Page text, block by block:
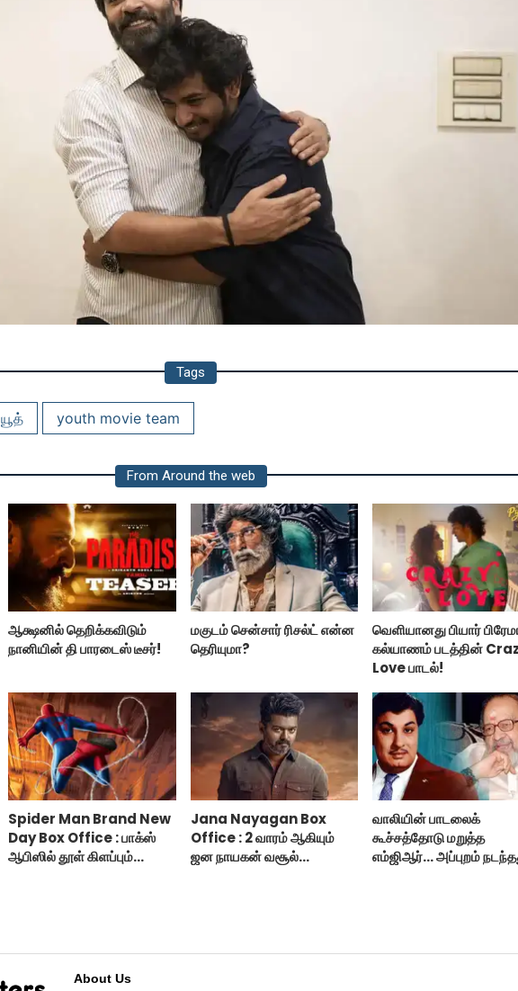
Tags
யூத் youth movie team
From Around the web
ஆக்ஷனில் தெறிக்கவிடும்
நானியின் தி பாரடைஸ் டீசர்!
மகுடம் சென்சார் ரிசல்ட் என்ன
தெரியுமா?
வெளியானது பியார்
கல்யாணம் படத்தின்
Love பாடல்!
Spider Man Brand New
Day Box Office : பாக்ஸ்
ஆபிஸில் தூள் கிளப்பும்
Jana Nayagan Box
Office : 2 வாரம் ஆகியும்
ஜன நாயகன் வசூல்
வாலியின் பாடலைக்
கூச்சத்தோடு மறுத்த
எம்ஜிஆர்... அப்புறம்
About Us